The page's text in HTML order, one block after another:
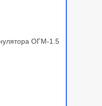
ОГМ-1.5